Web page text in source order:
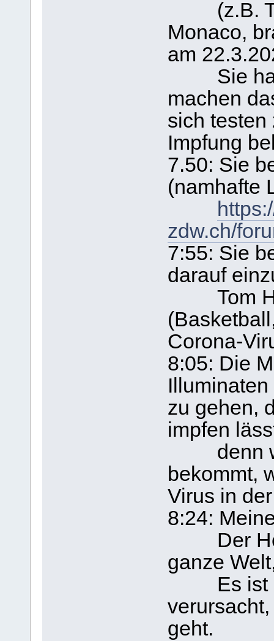
(z.B.
Monaco,
am
Sie
machen
sich testen
Impfung
7.50: Sie
(namhafte
zdw.ch/
7:55: Sie
darauf
Tom
Corona-
8:05: Die
zu gehen,
impfen
denn
bekommt,
Virus in
8:24:
Der Herr
ganze
Es ist
geht.